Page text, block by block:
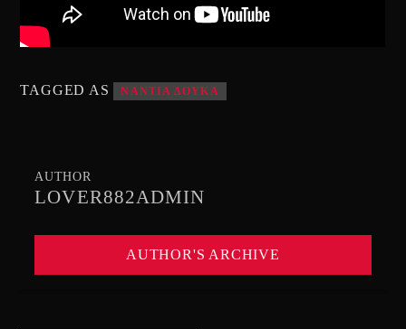
TAGGED AS ΝΑΝΤΙΑ ΔΟΥΚΑ
AUTHOR
LOVER882ADMIN
AUTHOR'S ARCHIVE